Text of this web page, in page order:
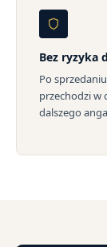
Bez ryzyka
Po
przechodzi w
dalszego